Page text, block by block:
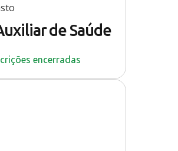
de Saúde
encerradas